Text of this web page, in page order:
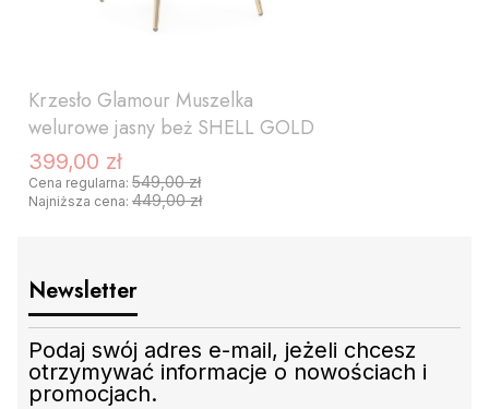
Krzesło Glamour Muszelka
welurowe jasny beż SHELL GOLD
Cena promocyjna
399,00 zł
Cena regularna: 549,00 zł
Najniższa cena: 449,00 zł
Newsletter
Podaj swój adres e-mail, jeżeli chcesz
otrzymywać informacje o nowościach i
promocjach.